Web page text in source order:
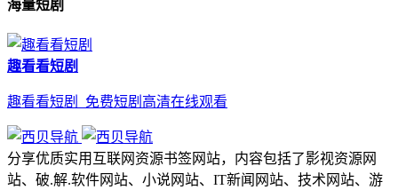
海量短剧
趣看看短剧
趣看看短剧_免费短剧高清在线观看
分享优质实用互联网资源书签网站，内容包括了影视资源网
站、破.解.软件网站、小说网站、IT新闻网站、技术网站、游